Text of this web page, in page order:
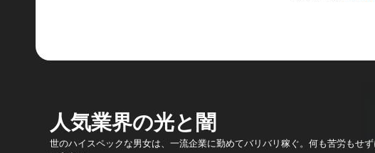
人気業界の光と闇
世のハイスペックな男女は、一流企業に勤めてバリバリ稼ぐ。何も苦労もせ